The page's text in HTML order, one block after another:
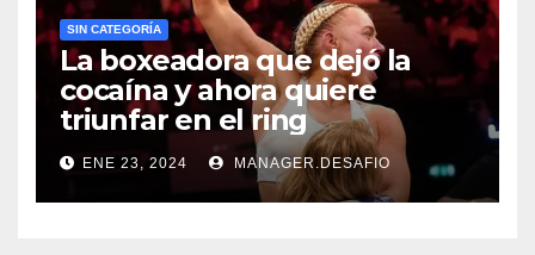
SIN CATEGORÍA
La boxeadora que dejó la
cocaína y ahora quiere
triunfar en el ring​
ENE 23, 2024 MANAGER.DESAFIO